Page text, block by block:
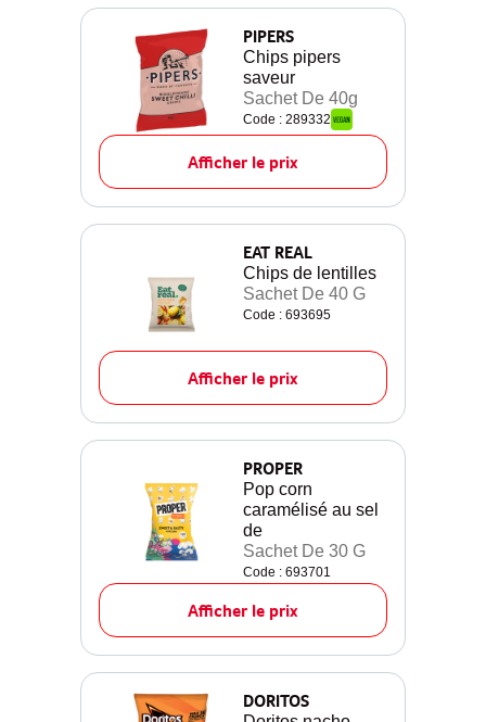
PIPERS
Chips pipers
saveur
Sachet De 40g
Code : 289332
Afficher le prix
EAT REAL
Chips de lentilles
Sachet De 40 G
Code : 693695
Afficher le prix
PROPER
Pop corn
caramélisé au sel
de
Sachet De 30 G
Code : 693701
Afficher le prix
DORITOS